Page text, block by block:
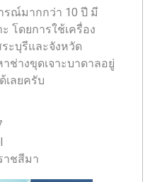
รณ์มากกว่า 10 ปี มี
โดยการใช้เครื่อง
ะบุรีและจังหวัด
ช่างขุดเจาะบาดาลอยู่
เลยครับ
าชสีมา